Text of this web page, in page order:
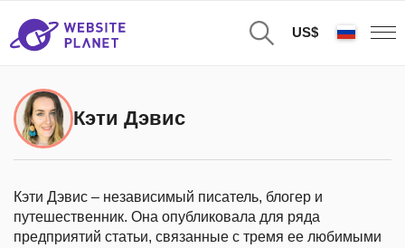
US$
Кэти Дэвис
Кэти Дэвис – независимый писатель, блогер и
путешественник. Она опубликовала для ряда
предприятий статьи, связанные с тремя ее любимыми